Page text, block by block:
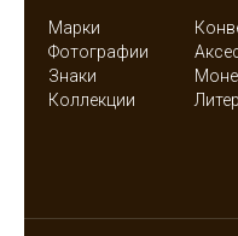
Марки
Фотографии
Знаки
Коллекции